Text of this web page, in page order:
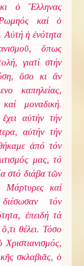
κι ὁ Ἕλληνας
Ῥωμηός καί ὁ
ἡ ἑνότητα
ὅπως
γιατί στήν
ὅσο κι ἄν
καπηλείας,
μοναδική.
αὐτήν τήν
αὐτήν τήν
ἀπό τόν
μας, τό
στό διάβα τῶν
Μάρτυρες καί
τόν
ἐπειδή τά
θέλει. Τόσο
σκλαβιᾶς, ὁ